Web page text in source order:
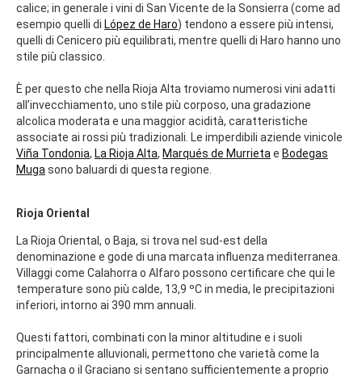
calice; in generale i vini di San Vicente de la Sonsierra (come ad
esempio quelli di López de Haro) tendono a essere più intensi,
quelli di Cenicero più equilibrati, mentre quelli di Haro hanno uno
stile più classico.
È per questo che nella Rioja Alta troviamo numerosi vini adatti
all’invecchiamento, uno stile più corposo, una gradazione
alcolica moderata e una maggior acidità, caratteristiche
associate ai rossi più tradizionali. Le imperdibili aziende vinicole
Viña Tondonia, La Rioja Alta, Marqués de Murrietae Bodegas
Mugasono baluardi di questa regione.
Rioja Oriental
La Rioja Oriental, o Baja, si trova nel sud-est della
denominazione e gode di una marcata influenza mediterranea.
Villaggi come Calahorra o Alfaro possono certificare che qui le
temperature sono più calde, 13,9 ºC in media, le precipitazioni
inferiori, intorno ai 390 mm annuali.
Questi fattori, combinati con la minor altitudine e i suoli
principalmente alluvionali, permettono che varietà come la
Garnacha o il Graciano si sentano sufficientemente a proprio